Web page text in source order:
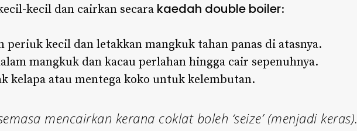
kecil dan cairkan secara kaedah double boiler:
periuk kecil dan letakkan mangkuk tahan panas di atasnya.
mangkuk dan kacau perlahan hingga cair sepenuhnya.
kelapa atau mentega koko untuk kelembutan.
mencairkan kerana coklat boleh ‘seize’ (menjadi keras).